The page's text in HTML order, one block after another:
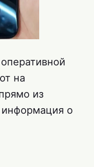
на
из
информация о